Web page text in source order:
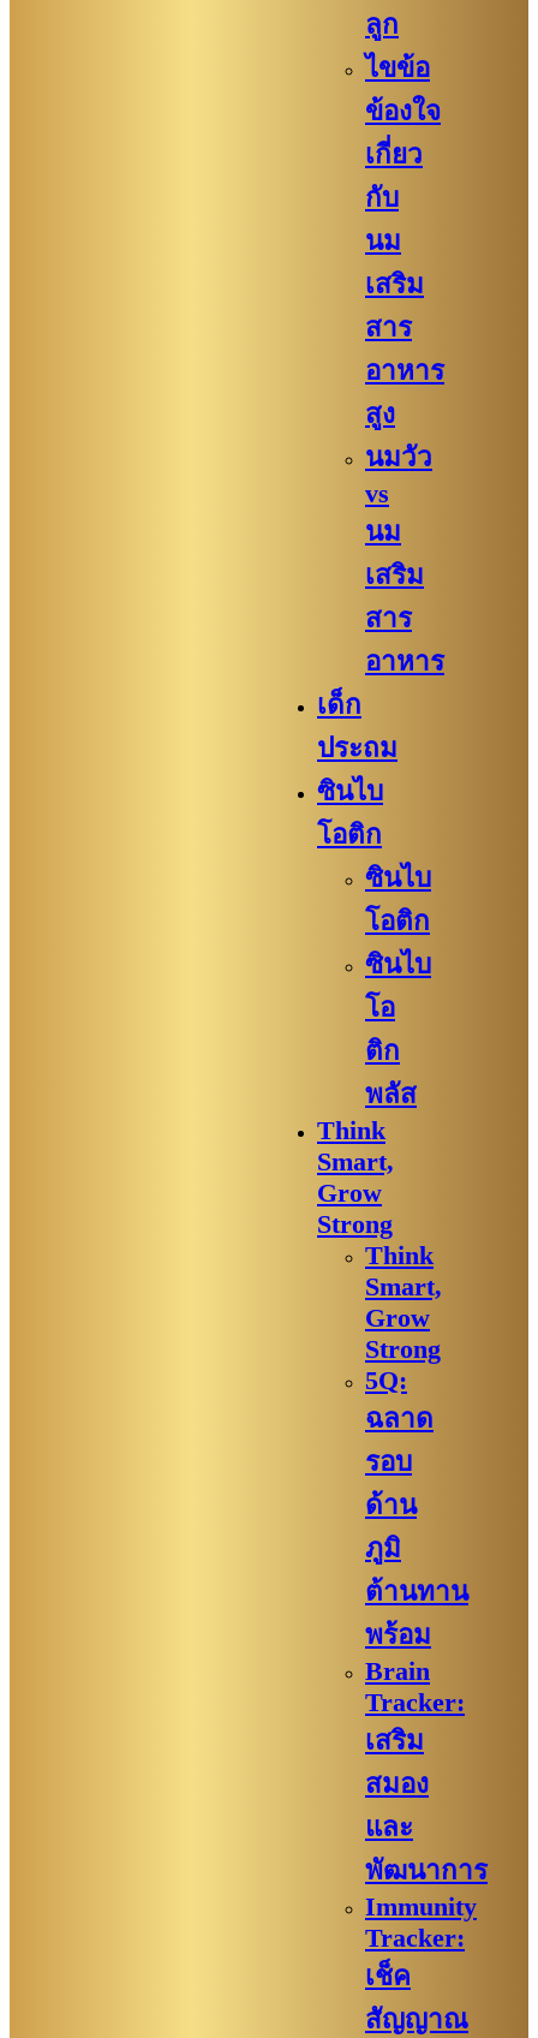
ลูก
ไขข้อ
ข้องใจ
เกี่ยว
กับ
นม
เสริม
สาร
อาหาร
สูง
นมวัว
vs
นม
เสริม
สาร
อาหาร
เด็ก
ประถม
ซินไบ
โอติก
ซินไบ
โอติก
ซินไบ
โอ
ติก
พลัส
Think
Smart,
Grow
Strong
Think
Smart,
Grow
Strong
5Q:
ฉลาด
รอบ
ด้าน
ภูมิ
ต้านทาน
พร้อม
Brain
Tracker:
เสริม
สมอง
และ
พัฒนาการ
Immunity
Tracker:
เช็ค
สัญญาณ